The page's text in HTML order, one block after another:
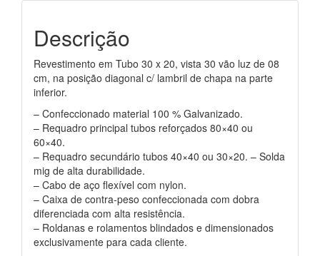
Descrição
Revestimento em Tubo 30 x 20, vista 30 vão luz de 08
cm, na posição diagonal c/ lambril de chapa na parte
inferior.
– Confeccionado material 100 % Galvanizado.
– Requadro principal tubos reforçados 80×40 ou
60×40.
– Requadro secundário tubos 40×40 ou 30×20. – Solda
mig de alta durabilidade.
– Cabo de aço flexível com nylon.
– Caixa de contra-peso confeccionada com dobra
diferenciada com alta resistência.
– Roldanas e rolamentos blindados e dimensionados
exclusivamente para cada cliente.